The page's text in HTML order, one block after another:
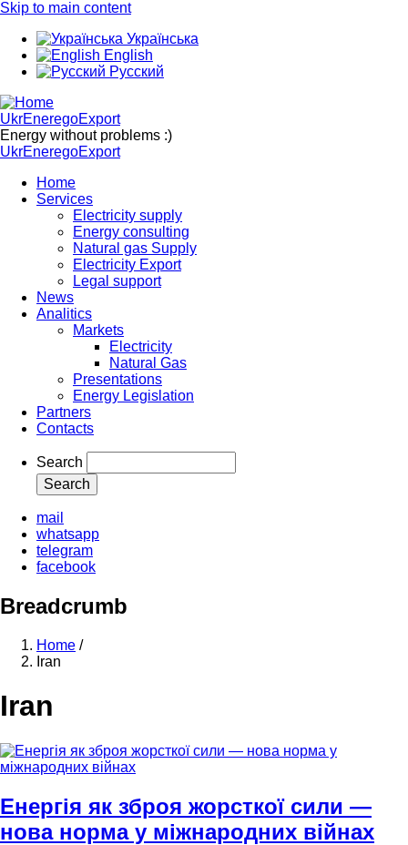
Skip to main content
Українська
English
Русский
UkrEneregoExport
Energy without problems :)
UkrEneregoExport
Home
Services
Electricity supply
Energy consulting
Natural gas Supply
Electricity Export
Legal support
News
Analitics
Markets
Electricity
Natural Gas
Presentations
Energy Legislation
Partners
Contacts
Search
mail
whatsapp
telegram
facebook
Breadcrumb
Home /
Iran
Iran
Енергія як зброя жорсткої сили —
нова норма у міжнародних війнах